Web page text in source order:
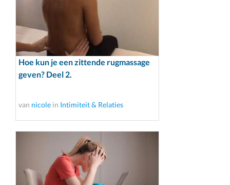
Hoe kun je een zittende rugmassage
geven? Deel 2.
van nicole in Intimiteit & Relaties